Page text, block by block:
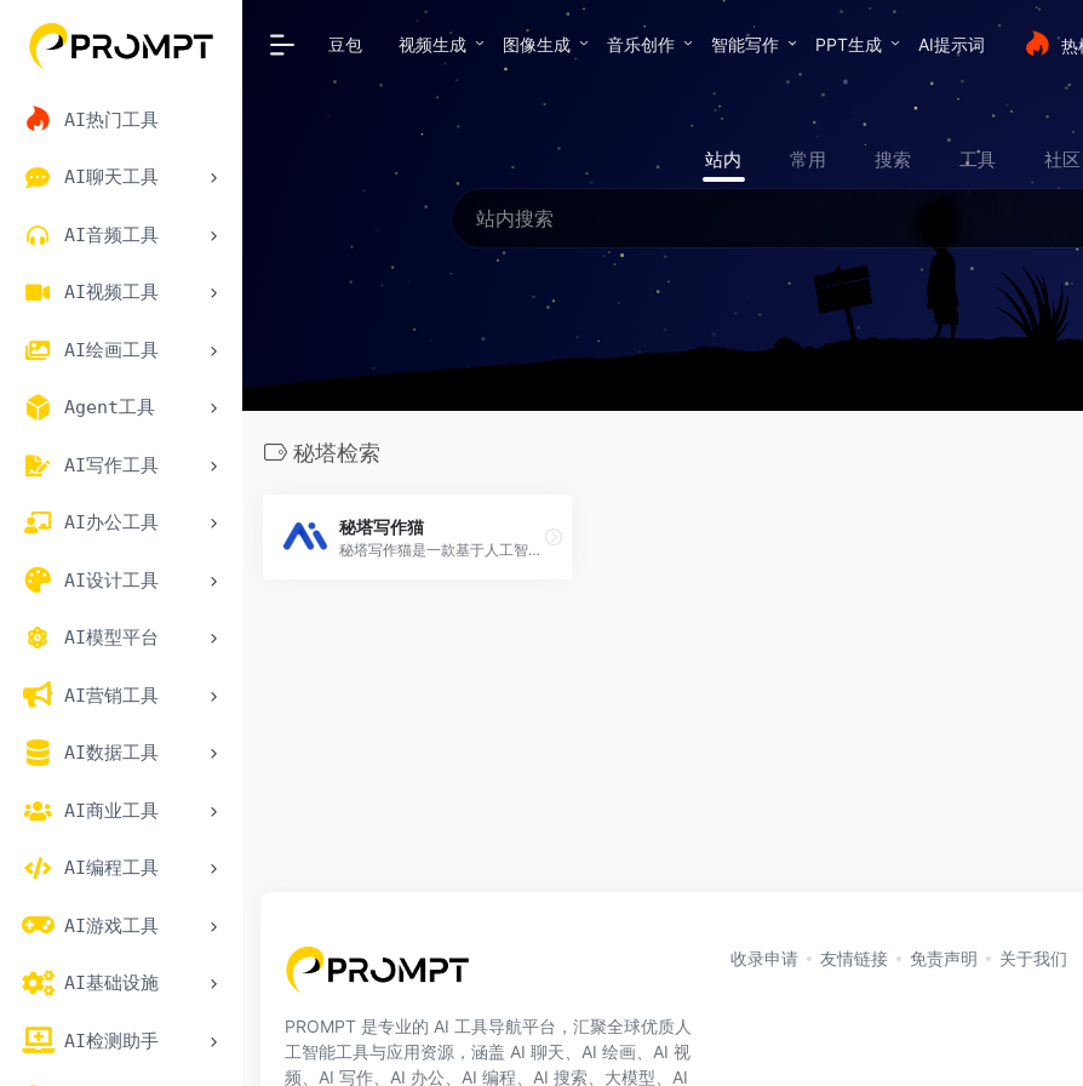
AI热门工具
AI聊天工具
AI音频工具
AI视频工具
AI绘画工具
Agent工具
AI写作工具
AI办公工具
AI设计工具
AI模型平台
AI营销工具
AI数据工具
AI商业工具
AI编程工具
AI游戏工具
AI基础设施
AI检测助手
豆包 视频生成 图像生成 音乐创作 智能写作 PPT生成 AI提示词 热
站内 常用 搜索 工具 社区
秘塔检索
秘塔写作猫
秘塔写作猫是一款基于人工智能技术的写作辅助工具，旨在为用户提供高效、便捷的写作体验。
PROMPT 是专业的 AI 工具导航平台，汇聚全球优质人
工智能工具与应用资源，涵盖 AI 聊天、AI 绘画、AI 视
频、AI 写作、AI 办公、AI 编程、AI 搜索、大模型、AI
收录申请 友情链接 免责声明 关于我们